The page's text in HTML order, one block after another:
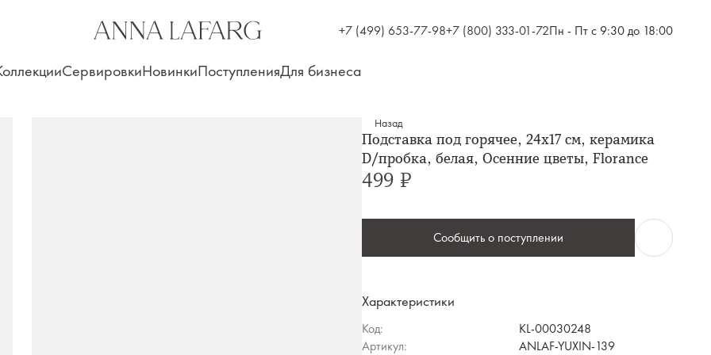
+7 (499) 653-77-98+7 (800) 333-01-72Пн - Пт с 9:30 до 18:00
СервировкиНовинкиПоступленияДля бизнеса
Назад
Подставка под горячее, 24х17 см, керамика
D/пробка, белая, Осенние цветы, Florance
499 ₽
Сообщить о поступлении
Характеристики
Код:
KL-00030248
Артикул:
ANLAF-YUXIN-139